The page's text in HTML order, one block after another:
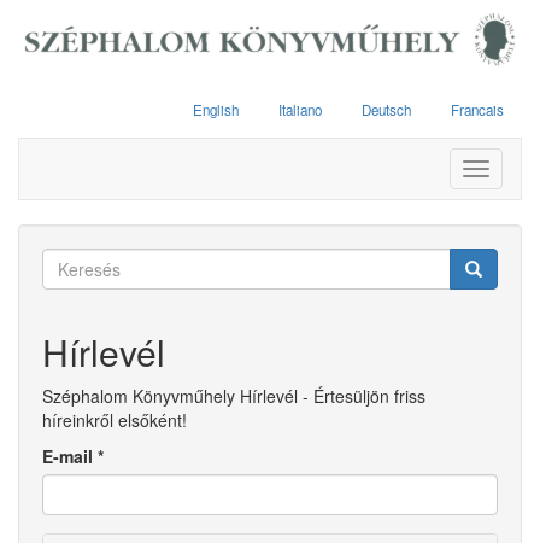
English Italiano Deutsch Francais
Toggle
Keresés
Hírlevél
Széphalom Könyvműhely Hírlevél - Értesüljön friss
híreinkről elsőként!
E-mail *